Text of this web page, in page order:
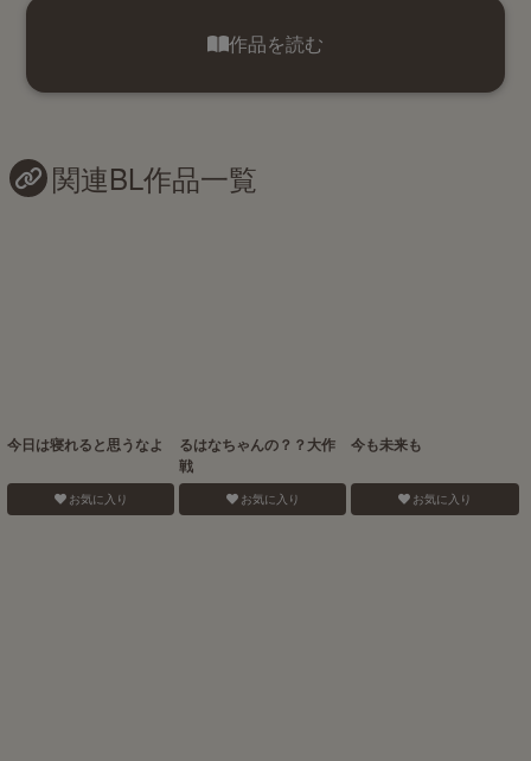
作品を読む
関連BL作品一覧
今日は寝れると思うなよ
お気に入り
るはなちゃんの？？大作
戦
お気に入り
今も未来も
お気に入り